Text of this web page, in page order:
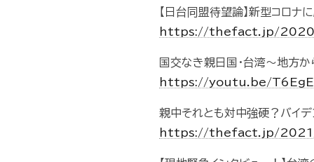
【日台同盟待望論】新型コロナ
https://thefact.jp/
国交なき親日国・台湾～地方
https://youtu.be/
親中それとも対中強硬？バイデ
https://thefact.jp/